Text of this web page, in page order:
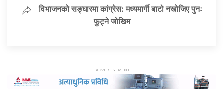
विभाजनको सङ्घारमा कांग्रेस: मध्यमार्गी बाटो नखोजिए पुनः
फुट्ने जोखिम